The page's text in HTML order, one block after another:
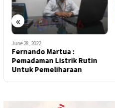
«
June 28, 2022
Fernando Martua :
Pemadaman Listrik Rutin
Untuk Pemeliharaan